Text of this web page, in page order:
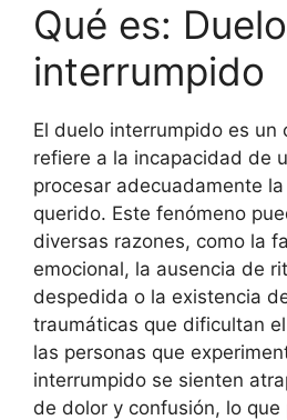
Qué es: Duelo
interrumpido
El duelo interrumpido es un
refiere a la incapacidad de
procesar adecuadamente
querido. Este fenómeno
diversas razones, como la
emocional, la ausencia de
despedida o la existencia
traumáticas que dificultan
las personas que
interrumpido se sienten
de dolor y confusión, lo